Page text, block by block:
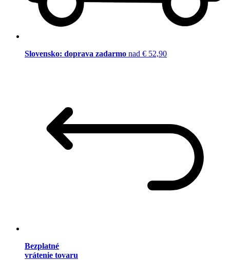
Slovensko: doprava zadarmo nad € 52,90
Bezplatné
vrátenie tovaru